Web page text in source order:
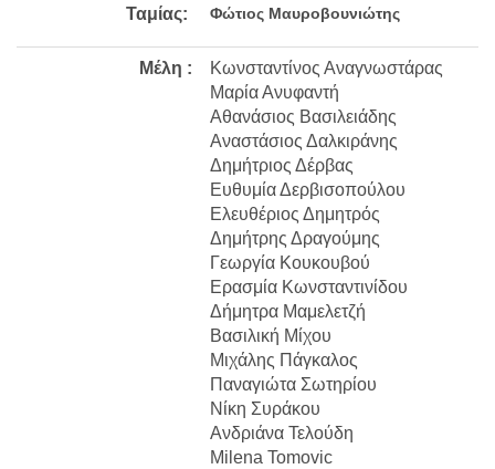
Ταμίας: Φώτιος Μαυροβουνιώτης
Μέλη :
Κωνσταντίνος Αναγνωστάρας
Μαρία Ανυφαντή
Αθανάσιος Βασιλειάδης
Αναστάσιος Δαλκιράνης
Δημήτριος Δέρβας
Ευθυμία Δερβισοπούλου
Ελευθέριος Δημητρός
Δημήτρης Δραγούμης
Γεωργία Κουκουβού
Ερασμία Κωνσταντινίδου
Δήμητρα Μαμελετζή
Βασιλική Μίχου
Μιχάλης Πάγκαλος
Παναγιώτα Σωτηρίου
Νίκη Συράκου
Ανδριάνα Τελούδη
Milena Tomovic